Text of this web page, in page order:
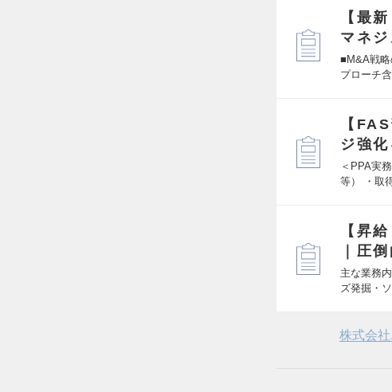
【最
マネ
■M&A戦
プローチ
【
ジ強
＜PPA実
等） ・取
【昇
｜圧
主な業務
ズ発掘・
株式会